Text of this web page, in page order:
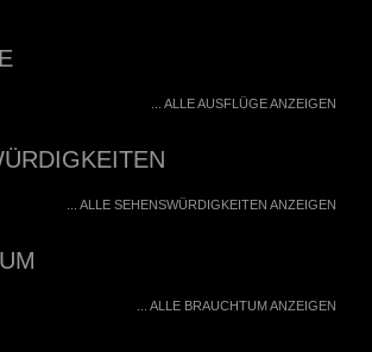
... ALLE AUSFLÜGE ANZEIGEN
... ALLE SEHENSWÜRDIGKEITEN ANZEIGEN
... ALLE BRAUCHTUM ANZEIGEN